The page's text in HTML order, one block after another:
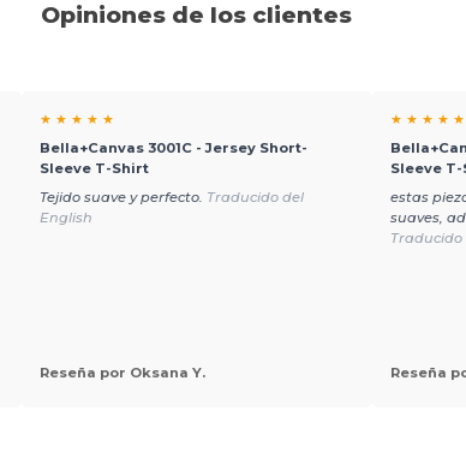
Opiniones de los clientes
★ ★ ★ ★ ★
Bella+Canvas 3001C - Jersey Short-
Sleeve T-Shirt
Tejido suave y perfecto. Traducido del
English
Reseña por Oksana Y.
★ ★ ★ ★ ★
Sleeve
estas
suaves,
Reseña